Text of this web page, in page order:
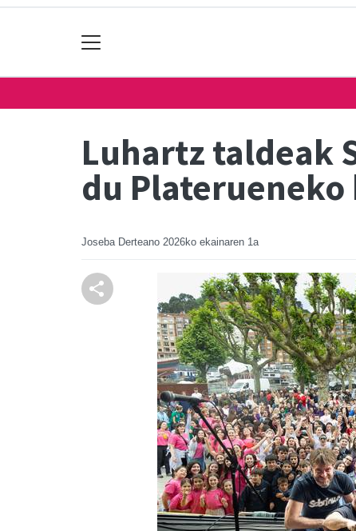
Luhartz taldeak
du
Joseba Derteano 2026ko ekainaren 1a